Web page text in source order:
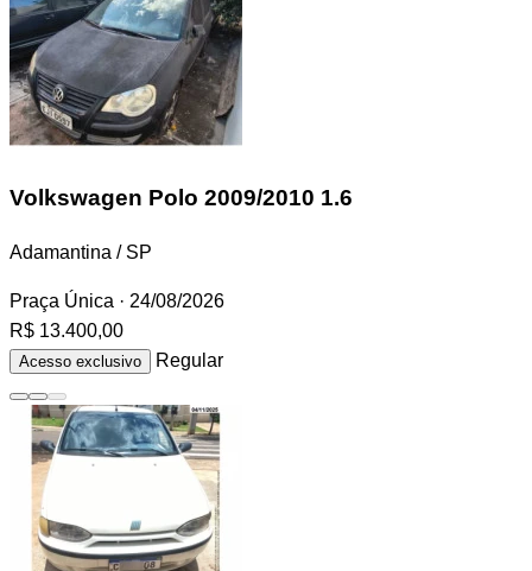
Volkswagen Polo 2009/2010 1.6
Adamantina / SP
Praça Única · 24/08/2026
R$ 13.400,00
Acesso exclusivo Regular